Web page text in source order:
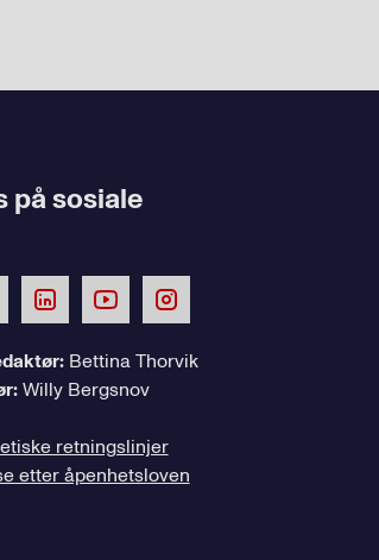
på sosiale
Bettina Thorvik
Willy Bergsnov
retningslinjer
etter åpenhetsloven